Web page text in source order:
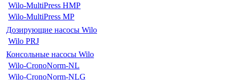
Wilo-MultiPress HMP
Wilo-MultiPress MP
Дозирующие насосы Wilo
Wilo PRJ
Консольные насосы Wilo
Wilo-CronoNorm-NL
Wilo-CronoNorm-NLG